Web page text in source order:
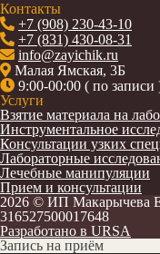
Контакты
+7 (908) 230-43-10
+7 (831) 430-08-31
info@zayichik.ru
Малая Ямская, 3Б
9:00-00:00 ( по записи
Услуги
Взятие материала на
Инструментальное
Консультации узких
Лабораторные
Лечебные манипуляции
Прием и консультации
2026 © ИП Макарычева
316527500017648
Разработано в URSA
Запись на приём